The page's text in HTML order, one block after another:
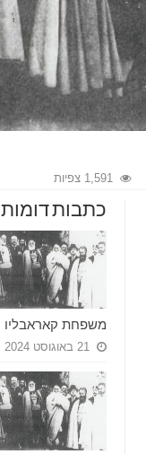
1,591 צפיות
כתבות דומות
משפחת קאראבליו
21 באוגוסט 2024